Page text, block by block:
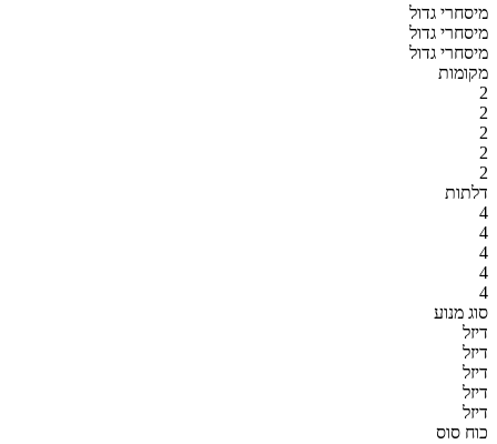
מיסחרי גדול
מיסחרי גדול
מיסחרי גדול
מקומות
2
2
2
2
2
דלתות
4
4
4
4
4
סוג מנוע
דיזל
דיזל
דיזל
דיזל
דיזל
כוח סוס